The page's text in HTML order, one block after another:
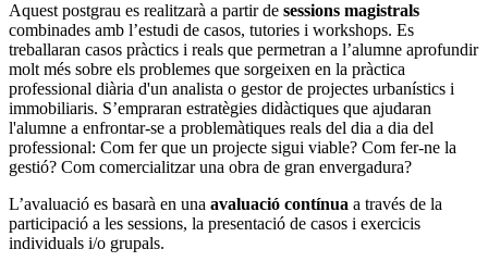
Aquest postgrau es realitzarà a partir de sessions magistrals
combinades amb l’estudi de casos, tutories i workshops. Es
treballaran casos pràctics i reals que permetran a l’alumne aprofundir
molt més sobre els problemes que sorgeixen en la pràctica
professional diària d'un analista o gestor de projectes urbanístics i
immobiliaris. S’empraran estratègies didàctiques que ajudaran
l'alumne a enfrontar-se a problemàtiques reals del dia a dia del
professional: Com fer que un projecte sigui viable? Com fer-ne la
gestió? Com comercialitzar una obra de gran envergadura?
L’avaluació es basarà en una avaluació contínua a través de la
participació a les sessions, la presentació de casos i exercicis
individuals i/o grupals.